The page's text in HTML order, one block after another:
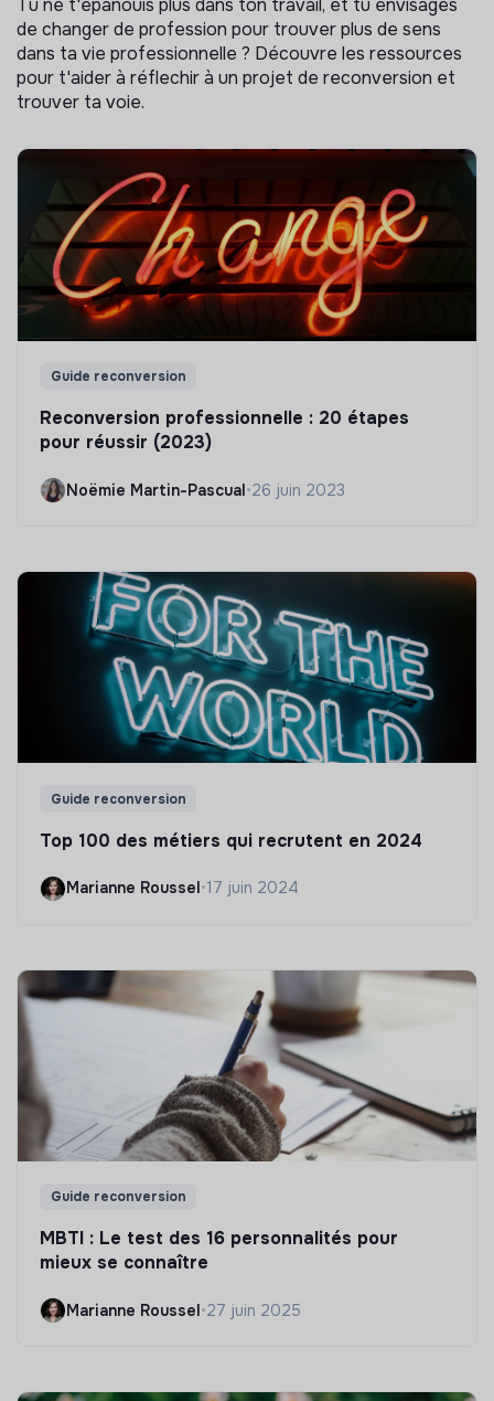
Tu ne t'épanouis plus dans ton travail, et tu envisages
de changer de profession pour trouver plus de sens
dans ta vie professionnelle ? Découvre les ressources
pour t'aider à réflechir à un projet de reconversion et
trouver ta voie.
Guide reconversion
Reconversion professionnelle : 20 étapes
pour réussir (2023)
Noëmie Martin-Pascual•26 juin 2023
Guide reconversion
Top 100 des métiers qui recrutent en 2024
Marianne Roussel •17 juin 2024
Guide reconversion
MBTI : Le test des 16 personnalités pour
mieux se connaître
Marianne Roussel•27 juin 2025